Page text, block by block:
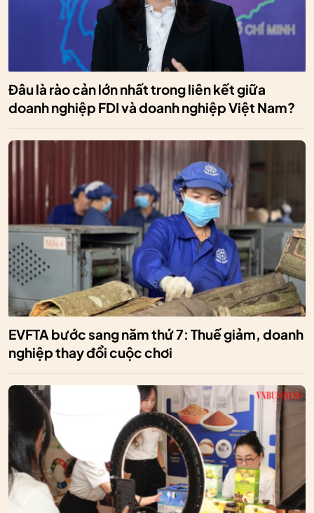
Đâu là rào cản lớn nhất trong liên kết giữa
doanh nghiệp FDI và doanh nghiệp Việt Nam?
EVFTA bước sang năm thứ 7: Thuế giảm, doanh
nghiệp thay đổi cuộc chơi